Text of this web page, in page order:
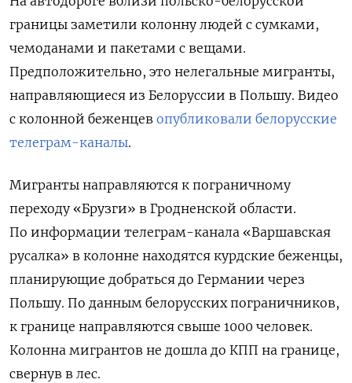
границы заметили колонну людей с сумками,
чемоданами и пакетами с вещами.
Предположительно, это нелегальные мигранты,
направляющиеся из Белоруссии в Польшу. Видео
с колонной беженцев опубликовали белорусские
телеграм-каналы.
Мигранты направляются к пограничному
переходу «Брузги» в Гродненской области.
По информации телеграм-канала «Варшавская
русалка» в колонне находятся курдские беженцы,
планирующие добраться до Германии через
Польшу. По данным белорусских пограничников,
к границе направляются свыше 1000 человек.
Колонна мигрантов не дошла до КПП на границе,
свернув в лес.